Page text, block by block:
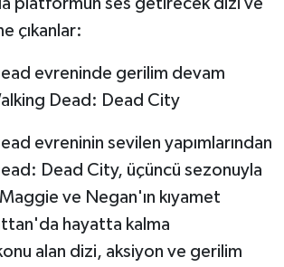
çıkanlar:
evreninde gerilim devam
Dead: Dead City
evreninin sevilen yapımlarından
Dead City, üçüncü sezonuyla
ve Negan'ın kıyamet
hayatta kalma
alan dizi, aksiyon ve gerilim